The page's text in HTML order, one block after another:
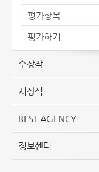
평가항목
평가하기
수상작
시상식
BEST AGENCY
정보센터